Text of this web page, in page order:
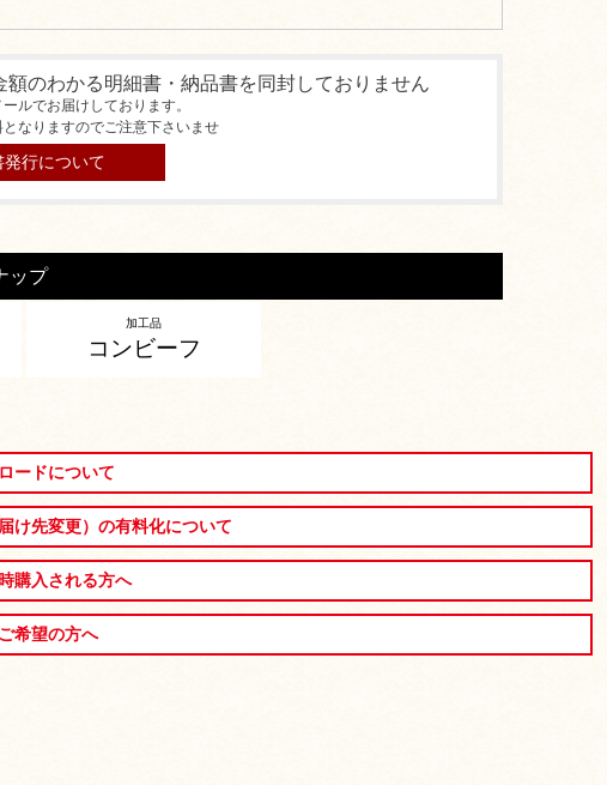
額のわかる明細書・納品書を同封しておりません
ルでお届けしております。
なりますのでご注意下さいませ
発行について
ップ
加工品
コンビーフ
ードについて
け先変更）の有料化について
購入される方へ
希望の方へ